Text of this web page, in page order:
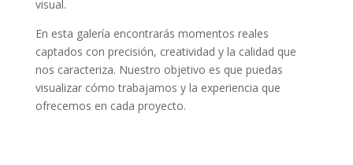
visual.
En esta galería encontrarás momentos reales
captados con precisión, creatividad y la calidad que
nos caracteriza. Nuestro objetivo es que puedas
visualizar cómo trabajamos y la experiencia que
ofrecemos en cada proyecto.